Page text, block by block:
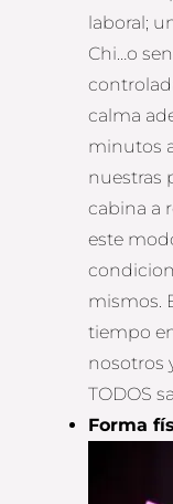
laboral;
Chi…o
calma
minutos
nuestras
cabina a
este
mismos.
tiempo
nosotros
TODOS
Forma